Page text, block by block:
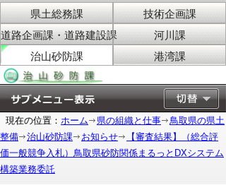
県土総務課
技術企画課
道路企画課・道路建設課
河川課
治山砂防課
港湾課
現在の位置： ホーム 県の組織と仕事
鳥取県の県土
整備
治山砂防課 お知らせ
【審査結果】（総合評
価一般競争入札）鳥取県砂防関係まるっとDXシステム
構築業務委託